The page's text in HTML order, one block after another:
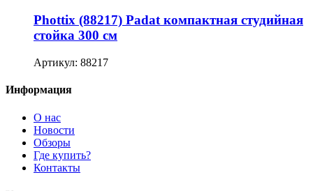
Phottix (88217) Padat компактная студийная
стойка 300 см
Артикул: 88217
Информация
О нас
Новости
Обзоры
Где купить?
Контакты